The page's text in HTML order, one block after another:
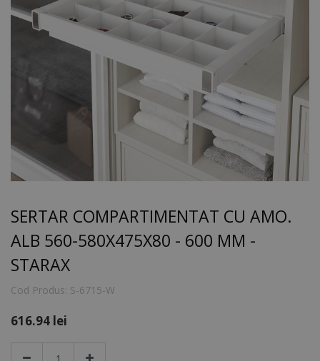
SERTAR COMPARTIMENTAT CU AMO.
ALB 560-580X475X80 - 600 MM -
STARAX
Cod Produs: S-6715-W
616.94 lei